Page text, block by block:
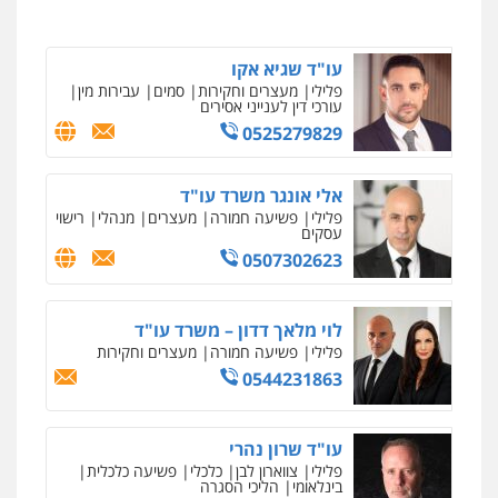
עו"ד שגיא אקו
פלילי מעצרים וחקירות סמים עבירות מין
עורכי דין לענייני אסירים
0525279829
אלי אונגר משרד עו"ד
פלילי פשיעה חמורה מעצרים מנהלי רישוי
עסקים
0507302623
לוי מלאך דדון – משרד עו"ד
פלילי פשיעה חמורה מעצרים וחקירות
0544231863
עו"ד שרון נהרי
פלילי צווארון לבן כלכלי פשיעה כלכלית
בינלאומי הליכי הסגרה